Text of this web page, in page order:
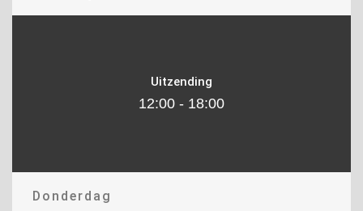
Uitzending
12:00 - 18:00
Donderdag